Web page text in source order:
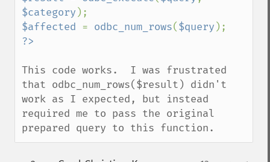
$category
$affected = odbc_num_rows($query
This code works.  I was frustrated
that odbc_num_rows($result) didn't
work as I expected, but instead
required me to pass the original
prepared query to this function.